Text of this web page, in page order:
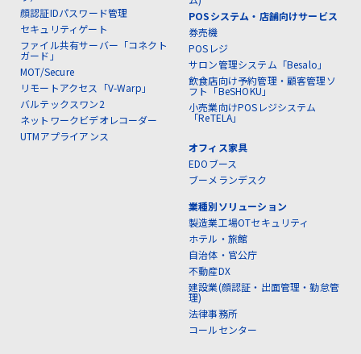
顔認証IDパスワード管理
セキュリティゲート
ファイル共有サーバー「コネクト
ガード」
MOT/Secure
リモートアクセス「V-Warp」
バルテックスワン2
ネットワークビデオレコーダー
UTMアプライアンス
POSシステム・店舗向けサービス
券売機
POSレジ
サロン管理システム「Besalo」
飲食店向け予約管理・顧客管理ソ
フト「BeSHOKU」
小売業向けPOSレジシステム
「ReTELA」
オフィス家具
EDOブース
ブーメランデスク
業種別ソリューション
製造業工場OTセキュリティ
ホテル・旅館
自治体・官公庁
不動産DX
建設業(顔認証・出面管理・勤怠管
理)
法律事務所
コールセンター